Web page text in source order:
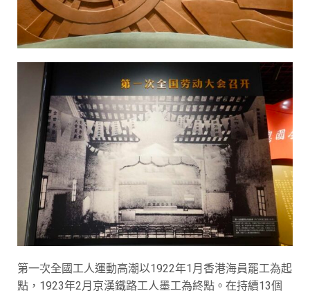
第一次全國工人運動高潮以1922年1月香港海員罷工為起
點，1923年2月京漢鐵路工人墨工為終點。在持續13個